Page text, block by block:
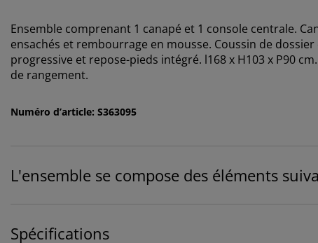
Ensemble comprenant 1 canapé et 1 console centrale.
ensachés et rembourrage en mousse. Coussin de
progressive et repose-pieds intégré. l168 x H103 x P90
de rangement.
Numéro d’article: S363095
L'ensemble se compose des éléments
Spécifications